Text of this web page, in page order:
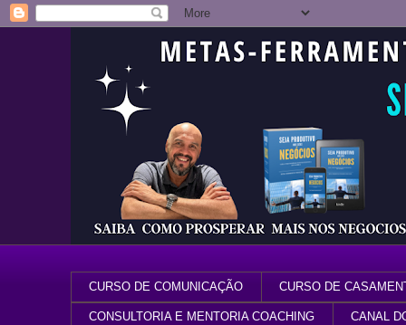
CURSO DE COMUNICAÇÃO CURSO DE
CONSULTORIA E MENTORIA COACHING CANAL